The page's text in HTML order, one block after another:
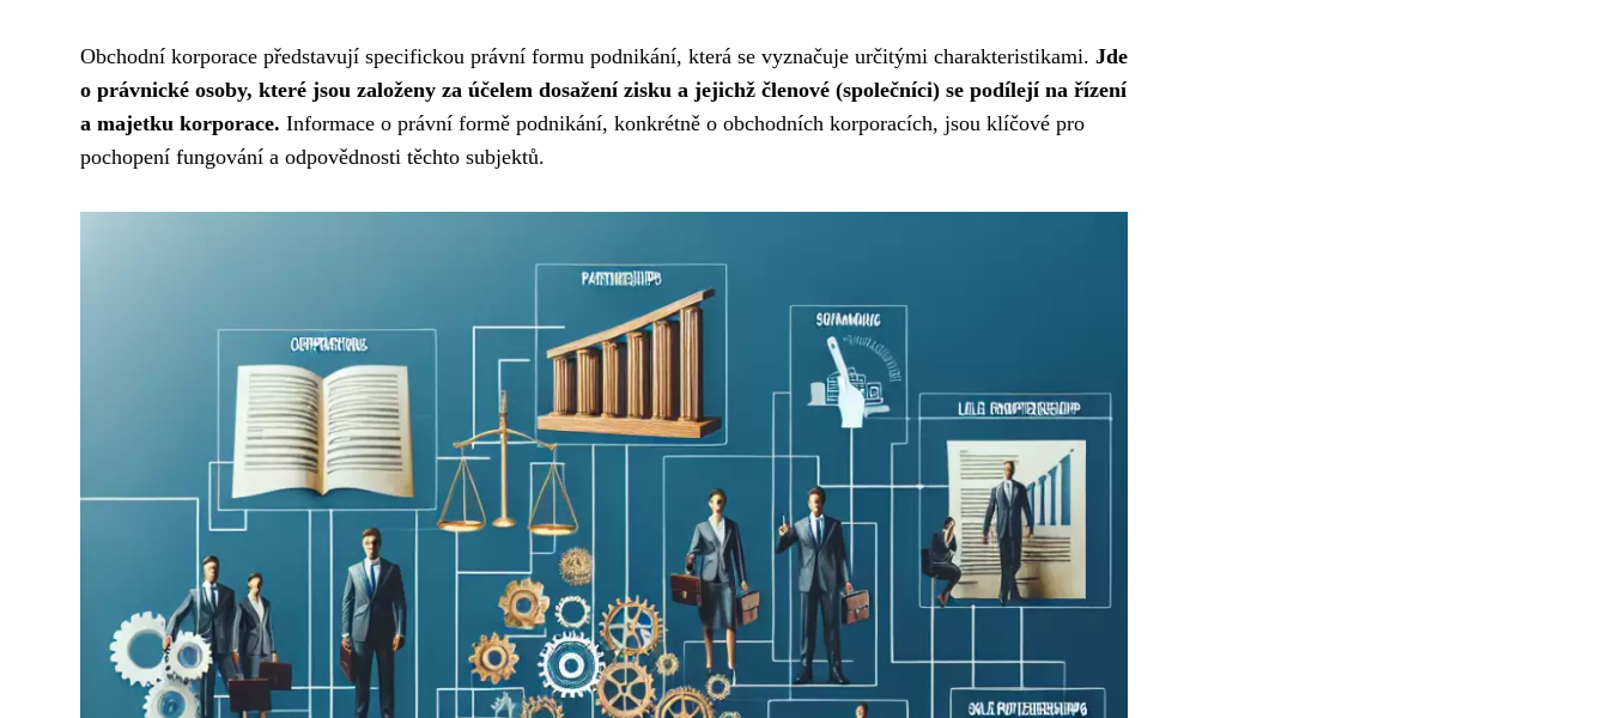
Obchodní korporace představují specifickou právní formu podnikání, která se vyznačuje určitými charakteristikami. Jde
o právnické osoby, které jsou založeny za účelem dosažení zisku a jejichž členové (společníci) se podílejí na řízení
a majetku korporace. Informace o právní formě podnikání, konkrétně o obchodních korporacích, jsou klíčové pro
pochopení fungování a odpovědnosti těchto subjektů.